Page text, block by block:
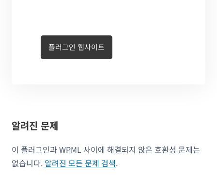
플러그인 웹사이트
알려진 문제
이 플러그인과 WPML 사이에 해결되지 않은 호환성 문제는
없습니다. 알려진 모든 문제 검색.